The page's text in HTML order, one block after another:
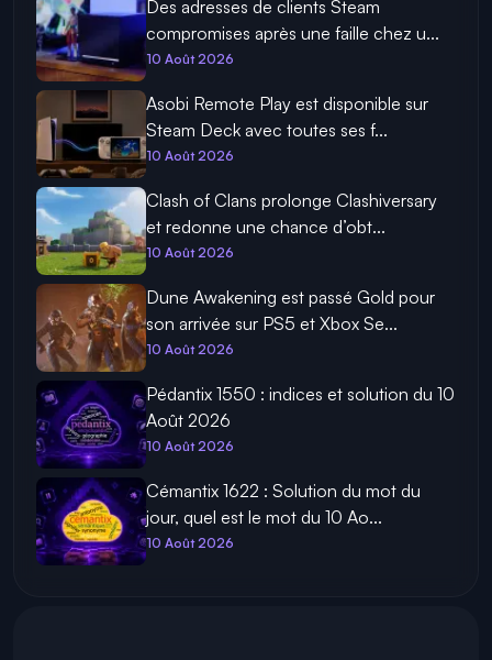
Des adresses de clients Steam
compromises après une faille chez u...
10 Août 2026
Asobi Remote Play est disponible sur
Steam Deck avec toutes ses f...
10 Août 2026
Clash of Clans prolonge Clashiversary
et redonne une chance d’obt...
10 Août 2026
Dune Awakening est passé Gold pour
son arrivée sur PS5 et Xbox Se...
10 Août 2026
Pédantix 1550 : indices et solution du 10
Août 2026
10 Août 2026
Cémantix 1622 : Solution du mot du
jour, quel est le mot du 10 Ao...
10 Août 2026